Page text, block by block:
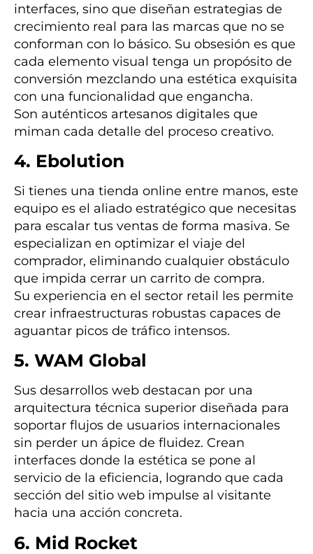
interfaces, sino que diseñan estrategias de
crecimiento real para las marcas que no se
conforman con lo básico. Su obsesión es que
cada elemento visual tenga un propósito de
conversión mezclando una estética exquisita
con una funcionalidad que engancha.
Son auténticos artesanos digitales que
miman cada detalle del proceso creativo.
4. Ebolution
Si tienes una tienda online entre manos, este
equipo es el aliado estratégico que necesitas
para escalar tus ventas de forma masiva. Se
especializan en optimizar el viaje del
comprador, eliminando cualquier obstáculo
que impida cerrar un carrito de compra.
Su experiencia en el sector retail les permite
crear infraestructuras robustas capaces de
aguantar picos de tráfico intensos.
5. WAM Global
Sus desarrollos web destacan por una
arquitectura técnica superior diseñada para
soportar flujos de usuarios internacionales
sin perder un ápice de fluidez. Crean
interfaces donde la estética se pone al
servicio de la eficiencia, logrando que cada
sección del sitio web impulse al visitante
hacia una acción concreta.
6. Mid Rocket